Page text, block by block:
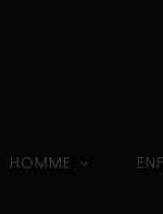
HOMME